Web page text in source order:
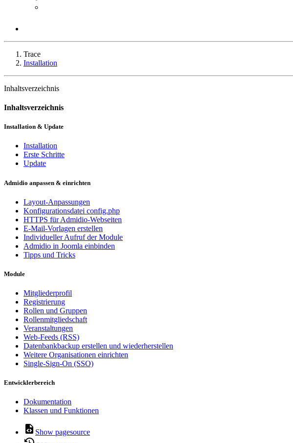
Trace
Installation
Inhaltsverzeichnis
Inhaltsverzeichnis
Installation & Update
Installation
Erste Schritte
Update
Admidio anpassen & einrichten
Layout-Anpassungen
Konfigurationsdatei config.php
HTTPS für Admidio-Webseiten
E-Mail-Vorlagen erstellen
Individueller Aufruf der Module
Admidio in Joomla einbinden
Tipps und Tricks
Module
Mitgliederprofil
Registrierung
Rollen und Gruppen
Rollenmitgliedschaft
Veranstaltungen
Web-Feeds (RSS)
Datenbankbackup erstellen und wiederherstellen
Weitere Organisationen einrichten
Single-Sign-On (SSO)
Entwicklerbereich
Dokumentation
Klassen und Funktionen
Show pagesource